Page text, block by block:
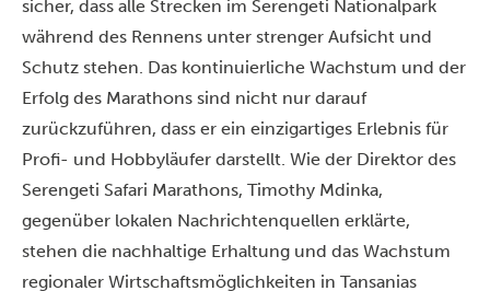
sicher, dass alle Strecken im Serengeti Nationalpark
während des Rennens unter strenger Aufsicht und
Schutz stehen. Das kontinuierliche Wachstum und der
Erfolg des Marathons sind nicht nur darauf
zurückzuführen, dass er ein einzigartiges Erlebnis für
Profi- und Hobbyläufer darstellt. Wie der Direktor des
Serengeti Safari Marathons, Timothy Mdinka,
gegenüber lokalen Nachrichtenquellen erklärte,
stehen die nachhaltige Erhaltung und das Wachstum
regionaler Wirtschaftsmöglichkeiten in Tansanias